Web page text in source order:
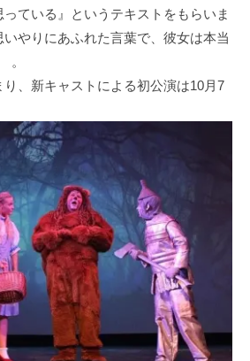
ている』というテキストをもらいま
いやりにあふれた言葉で、彼女は本当
。
り、新キャストによる初公演は10月7